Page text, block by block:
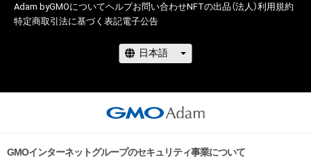
◎2021   「國分 春瑠  画集
   〜汝が愛でるもの 汝を愛でるもの〜」
ル寄りのものと、現代浮世絵ポップに似た線とベタ塗りに少し
Adam byGMOについてヘルプお問い合わせNFTの出品（法人）利用規約
特定商取引法に基づく表記電子公告
GMOインターネットグループのセキュリティ事業について